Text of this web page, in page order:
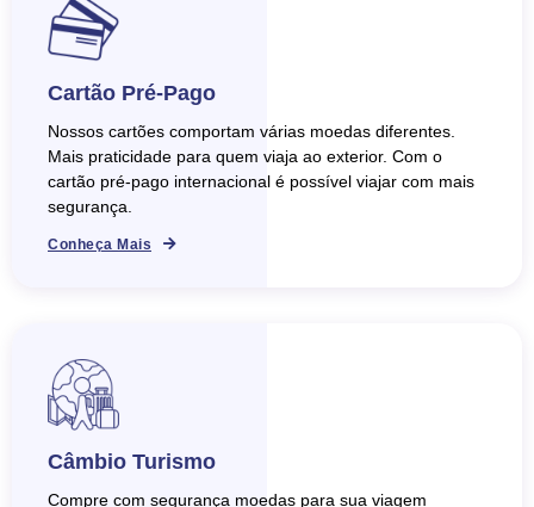
Cartão Pré-Pago
Nossos cartões comportam várias moedas diferentes.
Mais praticidade para quem viaja ao exterior. Com o
cartão pré-pago internacional é possível viajar com mais
segurança.
Conheça Mais
Câmbio Turismo
Compre com segurança moedas para sua viagem